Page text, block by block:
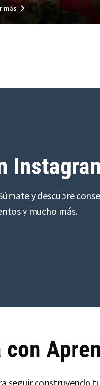
más
y descubre
y mucho más.
con
seguir construyendo